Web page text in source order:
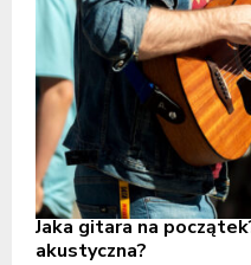
Jaka gitara na
akustyczna?